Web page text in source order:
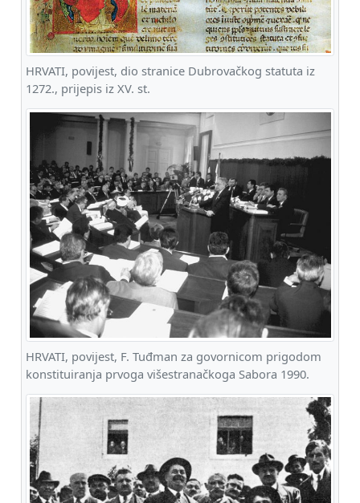
HRVATI, povijest, dio stranice Dubrovačkog statuta iz
1272., prijepis iz XV. st.
HRVATI, povijest, F. Tuđman za govornicom prigodom
konstituiranja prvoga višestranačkoga Sabora 1990.